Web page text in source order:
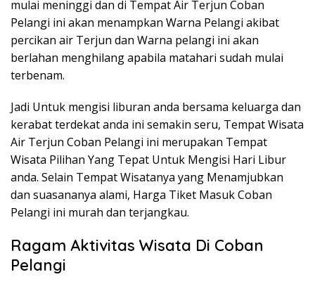
mulai meninggi dan di Tempat Air Terjun Coban
Pelangi ini akan menampkan Warna Pelangi akibat
percikan air Terjun dan Warna pelangi ini akan
berlahan menghilang apabila matahari sudah mulai
terbenam.
Jadi Untuk mengisi liburan anda bersama keluarga dan
kerabat terdekat anda ini semakin seru, Tempat Wisata
Air Terjun Coban Pelangi ini merupakan Tempat
Wisata Pilihan Yang Tepat Untuk Mengisi Hari Libur
anda. Selain Tempat Wisatanya yang Menamjubkan
dan suasananya alami, Harga Tiket Masuk Coban
Pelangi ini murah dan terjangkau.
Ragam Aktivitas Wisata Di Coban
Pelangi